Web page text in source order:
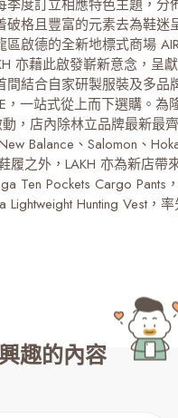
季度訂立相應特色主題，分
破格且豐富的元素去為鞋迷
區啟德的全新地標式商場
亦藉此啟發嶄新意念，呈
間結合自家研製服裝及多品
，一站式從上而下選購。為
動，店內除林立品牌最新最
Balance、Salomon、
履之外，LAKH 亦為新店帶
Ten Pockets Cargo Pants
Lightweight Hunting Vest，率
趣的內容